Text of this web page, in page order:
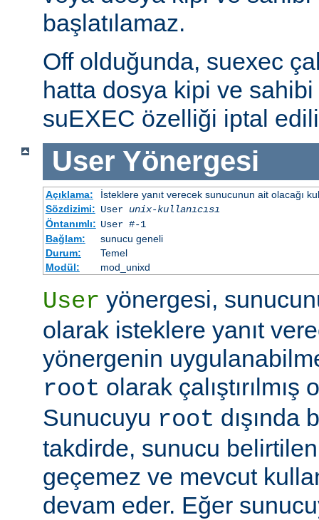
başlatılamaz.
Off olduğunda, suexec
hatta dosya kipi ve
suEXEC özelliği iptal
User Yönergesi
Açıklama:
İsteklere yanıt verecek sunucunun ait olacağı
Sözdizimi: User unix-kullanıcısı
Öntanımlı: User #-1
Bağlam:
sunucu geneli
Durum:
Temel
Modül:
mod_unixd
User yönergesi,
olarak isteklere yanıt
yönergenin
root olarak çalıştırılmış
Sunucuyu root dışında
takdirde, sunucu belirtilen
geçemez ve mevcut
devam eder. Eğer